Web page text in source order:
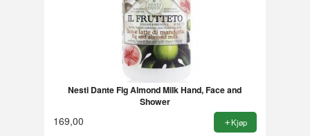
Nesti Dante Fig Almond Milk Hand, Face and
Shower
169,00 Kjøp